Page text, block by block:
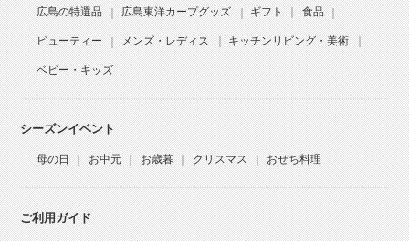
広島の特選品 広島東洋カープグッズ ギフト 食品
ビューティー メンズ・レディス キッチンリビング・美術
ベビー・キッズ
シーズンイベント
母の日 お中元 お歳暮 クリスマス おせち料理
ご利用ガイド